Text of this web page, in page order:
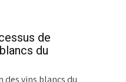
de
du
des vins blancs du